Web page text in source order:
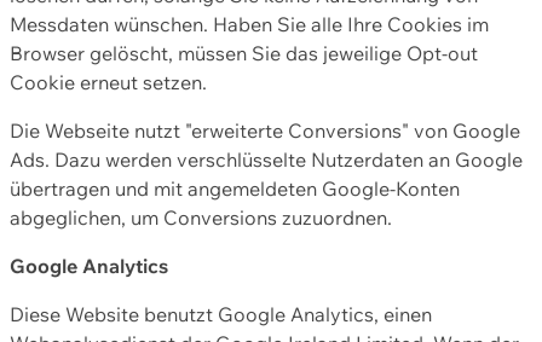
Messdaten wünschen. Haben Sie alle Ihre Cookies im
Browser gelöscht, müssen Sie das jeweilige Opt-out
Cookie erneut setzen.
Die Webseite nutzt "erweiterte Conversions" von Google
Ads. Dazu werden verschlüsselte Nutzerdaten an Google
übertragen und mit angemeldeten Google-Konten
abgeglichen, um Conversions zuzuordnen.
Google Analytics
Diese Website benutzt Google Analytics, einen